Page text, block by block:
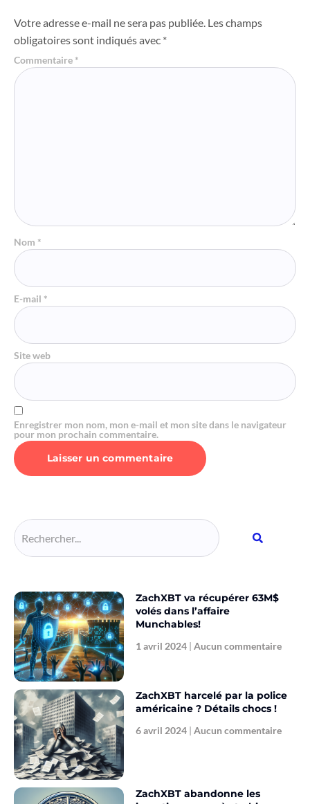
Votre adresse e-mail ne sera pas publiée. Les champs
obligatoires sont indiqués avec *
Commentaire *
Nom *
E-mail *
Site web
Enregistrer mon nom, mon e-mail et mon site dans le navigateur
pour mon prochain commentaire.
ZachXBT va récupérer 63M$
volés dans l’affaire
Munchables!
1 avril 2024 Aucun commentaire
ZachXBT harcelé par la police
américaine ? Détails chocs !
6 avril 2024 Aucun commentaire
ZachXBT abandonne les